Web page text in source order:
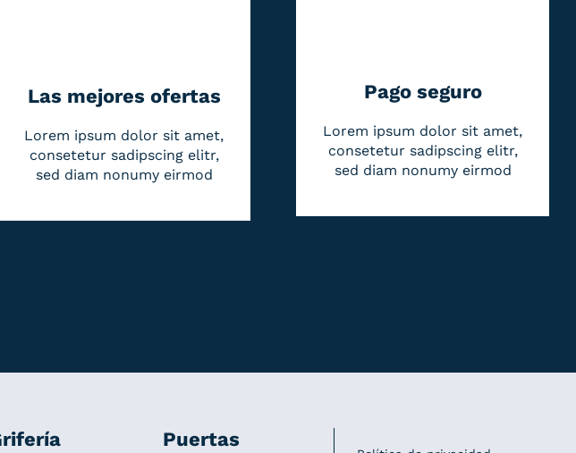
Las mejores ofertas
Lorem ipsum dolor sit amet,
consetetur sadipscing elitr,
sed diam nonumy eirmod
Pago seguro
Lorem ipsum dolor sit amet,
consetetur sadipscing elitr,
sed diam nonumy eirmod
Puertas